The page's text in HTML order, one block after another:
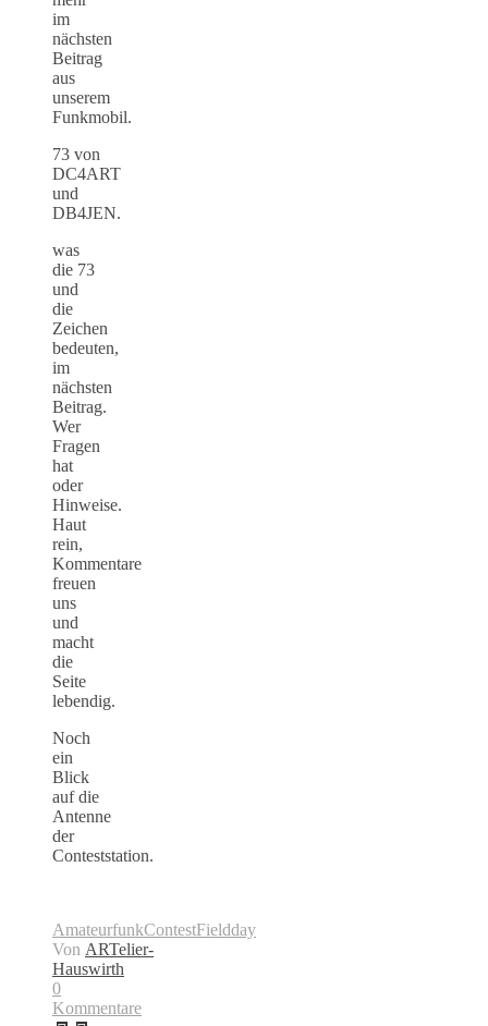
im
nächsten
Beitrag
aus
unserem
Funkmobil.
73 von
DC4ART
und
DB4JEN.
was
die 73
und
die
Zeichen
bedeuten,
im
nächsten
Beitrag.
Wer
Fragen
hat
oder
Hinweise.
Haut
rein,
Kommentare
freuen
uns
und
macht
die
Seite
lebendig.
Noch
ein
Blick
auf die
Antenne
der
Conteststation.
AmateurfunkContestFieldday
Von ARTelier-
Hauswirth
0
Kommentare